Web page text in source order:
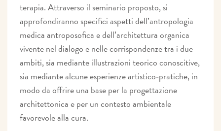
terapia. Attraverso il seminario proposto, si
approfondiranno specifici aspetti dell’antropologia
medica antroposofica e dell’architettura organica
vivente nel dialogo e nelle corrispondenze tra i due
ambiti, sia mediante illustrazioni teorico conoscitive,
sia mediante alcune esperienze artistico‐pratiche, in
modo da offrire una base per la progettazione
architettonica e per un contesto ambientale
favorevole alla cura.